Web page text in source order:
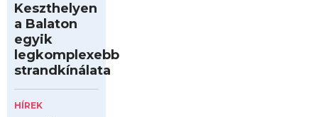
Keszthelyen
a Balaton
egyik
legkomplexebb
strandkínálata
HÍREK